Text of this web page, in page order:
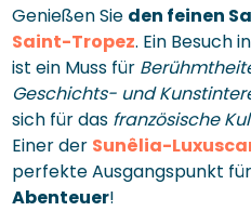
Genießen Sie den feinen
Saint-Tropez. Ein Besuch
ist ein Muss für
Geschichts- und
sich für das französische
Einer der Sunêlia-
perfekte Ausgangspunkt
Abenteuer!